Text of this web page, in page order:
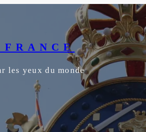
les yeux du monde